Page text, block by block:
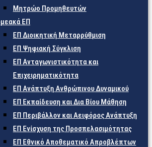
Μητρώο Προμηθευτών
ΕΠ
ΕΠ Διοικητική Μεταρρύθμιση
ΕΠ Ψηφιακή Σύγκλιση
ΕΠ Ανταγωνιστικότητα και
Επιχειρηματικότητα
ΕΠ Ανάπτυξη Ανθρώπινου Δυναμικού
ΕΠ Εκπαίδευση και Δια Βίου Μάθηση
ΕΠ Περιβάλλον και Αειφόρος Ανάπτυξη
ΕΠ Ενίσχυση της Προσπελασιμότητας
ΕΠ Εθνικό Αποθεματικό Απροβλέπτων